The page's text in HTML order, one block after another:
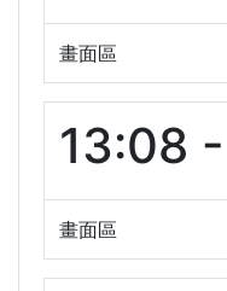
畫面區
13:08
畫面區